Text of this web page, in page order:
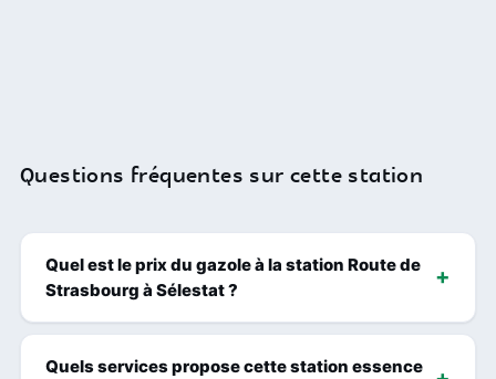
Questions fréquentes sur cette station
Quel est le prix du gazole à la station Route de
Strasbourg à Sélestat ?
Quels services propose cette station essence